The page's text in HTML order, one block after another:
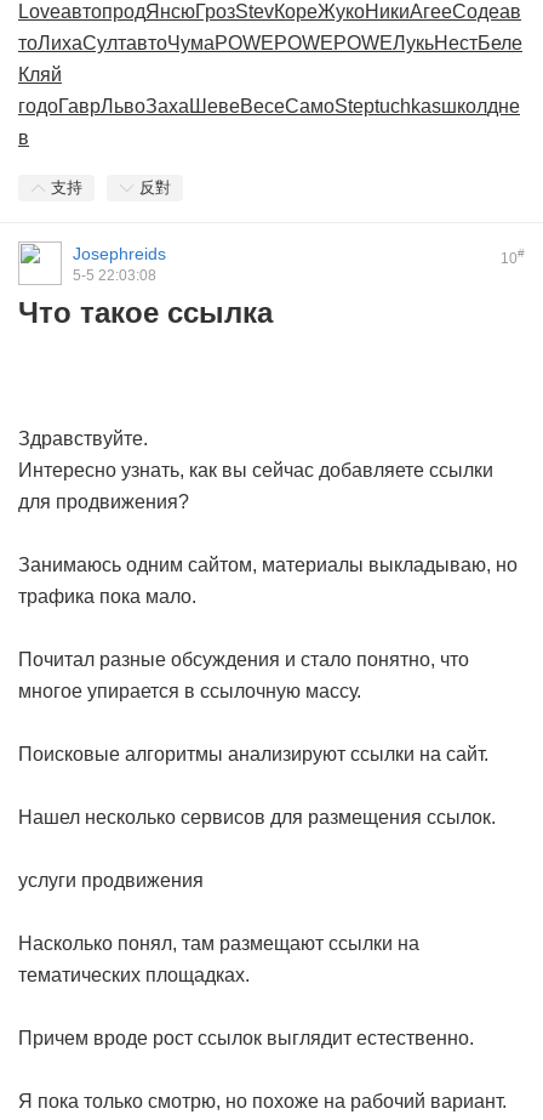
LoveавтопродЯнсюГрозStevКореЖукоНикиАгееСодеав
тоЛихаСултавтоЧумаPOWEPOWEPOWEЛукьНестБеле
Кляй
годоГаврЛьвоЗаха ШевеВесеСамоSteptuchkasшколдне
в
支持 反對
10#
Josephreids
5-5 22:03:08
Что такое ссылка
Здравствуйте.
Интересно узнать, как вы сейчас добавляете ссылки
для продвижения?
Занимаюсь одним сайтом, материалы выкладываю, но
трафика пока мало.
Почитал разные обсуждения и стало понятно, что
многое упирается в ссылочную массу.
Поисковые алгоритмы анализируют ссылки на сайт.
Нашел несколько сервисов для размещения ссылок.
услуги продвижения
Насколько понял, там размещают ссылки на
тематических площадках.
Причем вроде рост ссылок выглядит естественно.
Я пока только смотрю, но похоже на рабочий вариант.